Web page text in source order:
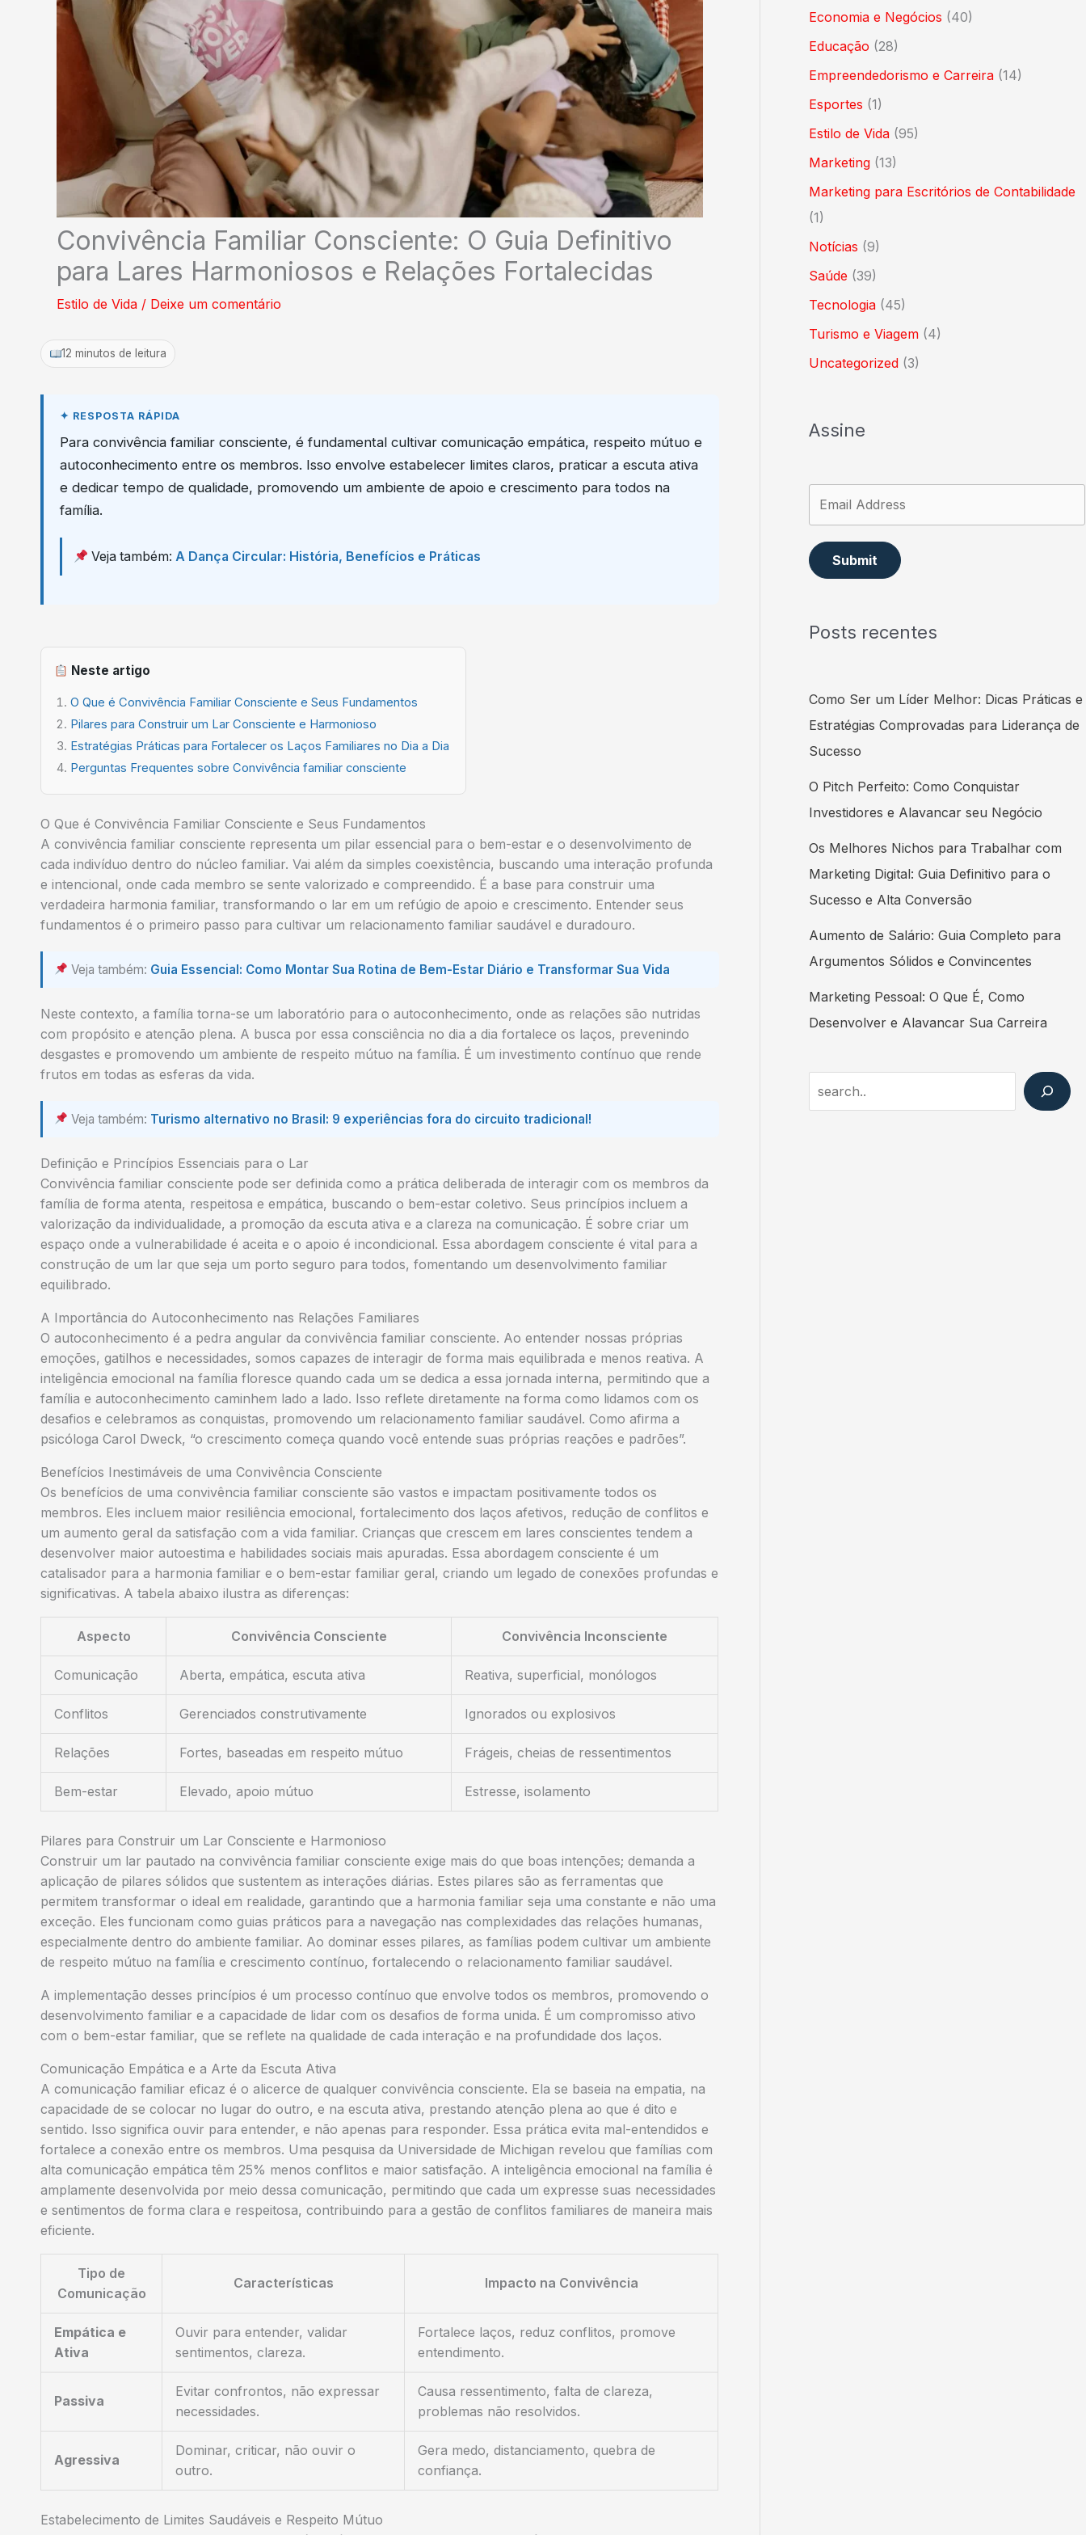
Convivência Familiar Consciente: O Guia Definitivo
para Lares Harmoniosos e Relações Fortalecidas
Estilo de Vida / Deixe um comentário
12 minutos de leitura
Para convivência familiar consciente, é fundamental cultivar comunicação empática, respeito mútuo e
autoconhecimento entre os membros. Isso envolve estabelecer limites claros, praticar a escuta ativa
e dedicar tempo de qualidade, promovendo um ambiente de apoio e crescimento para todos na
família.
Veja também:A Dança Circular: História, Benefícios e Práticas
Neste artigo
O Que é Convivência Familiar Consciente e Seus Fundamentos
Pilares para Construir um Lar Consciente e Harmonioso
Estratégias Práticas para Fortalecer os Laços Familiares no Dia a Dia
Perguntas Frequentes sobre Convivência familiar consciente
O Que é Convivência Familiar Consciente e Seus Fundamentos
A convivência familiar consciente representa um pilar essencial para o bem-estar e o desenvolvimento de
cada indivíduo dentro do núcleo familiar. Vai além da simples coexistência, buscando uma interação profunda
e intencional, onde cada membro se sente valorizado e compreendido. É a base para construir uma
verdadeira harmonia familiar, transformando o lar em um refúgio de apoio e crescimento. Entender seus
fundamentos é o primeiro passo para cultivar um relacionamento familiar saudável e duradouro.
Veja também: Guia Essencial: Como Montar Sua Rotina de Bem-Estar Diário e Transformar Sua Vida
Neste contexto, a família torna-se um laboratório para o autoconhecimento, onde as relações são nutridas
com propósito e atenção plena. A busca por essa consciência no dia a dia fortalece os laços, prevenindo
desgastes e promovendo um ambiente de respeito mútuo na família. É um investimento contínuo que rende
frutos em todas as esferas da vida.
Veja também: Turismo alternativo no Brasil: 9 experiências fora do circuito tradicional!
Definição e Princípios Essenciais para o Lar
Convivência familiar consciente pode ser definida como a prática deliberada de interagir com os membros da
família de forma atenta, respeitosa e empática, buscando o bem-estar coletivo. Seus princípios incluem a
valorização da individualidade, a promoção da escuta ativa e a clareza na comunicação. É sobre criar um
espaço onde a vulnerabilidade é aceita e o apoio é incondicional. Essa abordagem consciente é vital para a
construção de um lar que seja um porto seguro para todos, fomentando um desenvolvimento familiar
equilibrado.
A Importância do Autoconhecimento nas Relações Familiares
O autoconhecimento é a pedra angular da convivência familiar consciente. Ao entender nossas próprias
emoções, gatilhos e necessidades, somos capazes de interagir de forma mais equilibrada e menos reativa. A
inteligência emocional na família floresce quando cada um se dedica a essa jornada interna, permitindo que a
família e autoconhecimento caminhem lado a lado. Isso reflete diretamente na forma como lidamos com os
desafios e celebramos as conquistas, promovendo um relacionamento familiar saudável. Como afirma a
psicóloga Carol Dweck, “o crescimento começa quando você entende suas próprias reações e padrões”.
Benefícios Inestimáveis de uma Convivência Consciente
Os benefícios de uma convivência familiar consciente são vastos e impactam positivamente todos os
membros. Eles incluem maior resiliência emocional, fortalecimento dos laços afetivos, redução de conflitos e
um aumento geral da satisfação com a vida familiar. Crianças que crescem em lares conscientes tendem a
desenvolver maior autoestima e habilidades sociais mais apuradas. Essa abordagem consciente é um
catalisador para a harmonia familiar e o bem-estar familiar geral, criando um legado de conexões profundas e
significativas. A tabela abaixo ilustra as diferenças:
Aspecto Convivência Consciente Convivência Inconsciente
Comunicação Aberta, empática, escuta ativa Reativa, superficial, monólogos
Conflitos Gerenciados construtivamente Ignorados ou explosivos
Relações Fortes, baseadas em respeito mútuo Frágeis, cheias de ressentimentos
Bem-estar Elevado, apoio mútuo Estresse, isolamento
Pilares para Construir um Lar Consciente e Harmonioso
Construir um lar pautado na convivência familiar consciente exige mais do que boas intenções; demanda a
aplicação de pilares sólidos que sustentem as interações diárias. Estes pilares são as ferramentas que
permitem transformar o ideal em realidade, garantindo que a harmonia familiar seja uma constante e não uma
exceção. Eles funcionam como guias práticos para a navegação nas complexidades das relações humanas,
especialmente dentro do ambiente familiar. Ao dominar esses pilares, as famílias podem cultivar um ambiente
de respeito mútuo na família e crescimento contínuo, fortalecendo o relacionamento familiar saudável.
A implementação desses princípios é um processo contínuo que envolve todos os membros, promovendo o
desenvolvimento familiar e a capacidade de lidar com os desafios de forma unida. É um compromisso ativo
com o bem-estar familiar, que se reflete na qualidade de cada interação e na profundidade dos laços.
Comunicação Empática e a Arte da Escuta Ativa
A comunicação familiar eficaz é o alicerce de qualquer convivência consciente. Ela se baseia na empatia, na
capacidade de se colocar no lugar do outro, e na escuta ativa, prestando atenção plena ao que é dito e
sentido. Isso significa ouvir para entender, e não apenas para responder. Essa prática evita mal-entendidos e
fortalece a conexão entre os membros. Uma pesquisa da Universidade de Michigan revelou que famílias com
alta comunicação empática têm 25% menos conflitos e maior satisfação. A inteligência emocional na família é
amplamente desenvolvida por meio dessa comunicação, permitindo que cada um expresse suas necessidades
e sentimentos de forma clara e respeitosa, contribuindo para a gestão de conflitos familiares de maneira mais
eficiente.
Tipo de
Comunicação
Características Impacto na Convivência
Empática e
Ativa
Ouvir para entender, validar
sentimentos, clareza.
Fortalece laços, reduz conflitos, promove
entendimento.
Passiva
Evitar confrontos, não expressar
necessidades.
Causa ressentimento, falta de clareza,
problemas não resolvidos.
Agressiva
Dominar, criticar, não ouvir o
outro.
Gera medo, distanciamento, quebra de
confiança.
Estabelecimento de Limites Saudáveis e Respeito Mútuo
Economia e Negócios (40)
Educação (28)
Empreendedorismo e Carreira(14)
Esportes (1)
Estilo de Vida(95)
Marketing(13)
Marketing para Escritórios de Contabilidade
(1)
Notícias (9)
Saúde (39)
Tecnologia(45)
Turismo e Viagem(4)
Uncategorized(3)
Assine
Submit
Posts recentes
Como Ser um Líder Melhor: Dicas Práticas e
Estratégias Comprovadas para Liderança de
Sucesso
O Pitch Perfeito: Como Conquistar
Investidores e Alavancar seu Negócio
Os Melhores Nichos para Trabalhar com
Marketing Digital: Guia Definitivo para o
Sucesso e Alta Conversão
Aumento de Salário: Guia Completo para
Argumentos Sólidos e Convincentes
Marketing Pessoal: O Que É, Como
Desenvolver e Alavancar Sua Carreira